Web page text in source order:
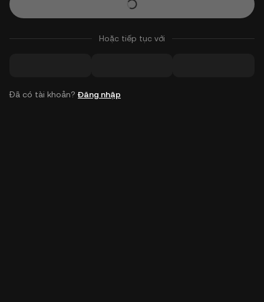
Hoặc tiếp tục với
Đã có tài khoản? Đăng nhập